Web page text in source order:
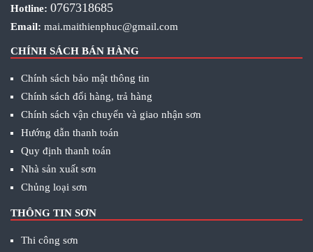
Hotline: 0767318685
Email: mai.maithienphuc@gmail.com
CHÍNH SÁCH BÁN HÀNG
Chính sách bảo mật thông tin
Chính sách đổi hàng, trả hàng
Chính sách vận chuyển và giao nhận sơn
Hướng dẫn thanh toán
Quy định thanh toán
Nhà sản xuất sơn
Chủng loại sơn
THÔNG TIN SƠN
Thi công sơn